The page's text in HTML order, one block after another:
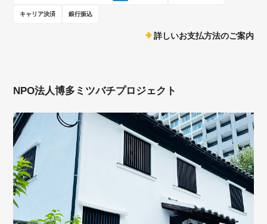
キャリア決済 銀行振込
詳しいお支払方法のご案内
NPO法人博多ミツバチプロジェクト